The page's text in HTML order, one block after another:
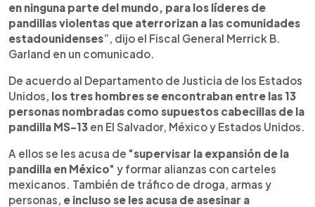
en ninguna parte del mundo, para los líderes de
pandillas violentas que aterrorizan a las comunidades
estadounidenses”, dijo el Fiscal General Merrick B.
Garland en un comunicado.
De acuerdo al Departamento de Justicia de los Estados
Unidos, los tres hombres se encontraban entre las 13
personas nombradas como supuestos cabecillas de la
pandilla MS-13 en El Salvador, México y Estados Unidos.
A ellos se les acusa de "supervisar la expansión de la
pandilla en México" y formar alianzas con carteles
mexicanos. También de tráfico de droga, armas y
personas, e incluso se les acusa de asesinar a